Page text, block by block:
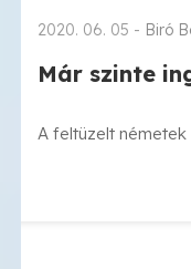
2020. 06. 05 - Biró
Már szinte
A feltüzelt